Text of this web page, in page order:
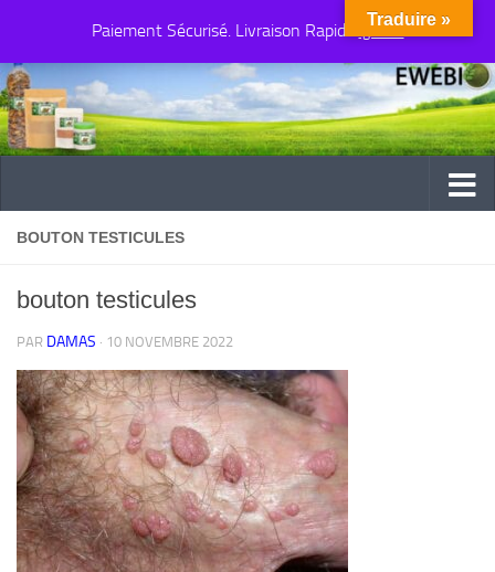
Paiement Sécurisé. Livraison Rapide Ignorer
Au dessous du contenu
BOUTON TESTICULES
bouton testicules
PAR DAMAS · 10 NOVEMBRE 2022
Traduire »